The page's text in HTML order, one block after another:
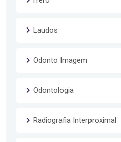
Laudos
Odonto Imagem
Odontologia
Radiografia Interproximal